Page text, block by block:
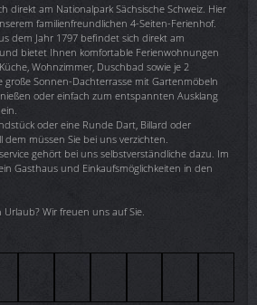
direkt am Nationalpark Sächsische Schweiz. Hier
familienfreundlichen 4-Seiten-Ferienhof.
dem Jahr 1797 befindet sich direkt am
bietet Ihnen komfortable Ferienwohnungen
Wohnzimmer, Duschbad sowie je 2
große Sonnen-Dachterrasse mit Gartenmöbeln
oder einfach zum entspannten Ausklang
oder eine Runde Dart, Billard oder
müssen Sie bei uns verzichten.
gehört bei uns selbstverständliche dazu. Im
Gasthaus und Einkaufsmöglichkeiten in den
Wir freuen uns auf Sie.